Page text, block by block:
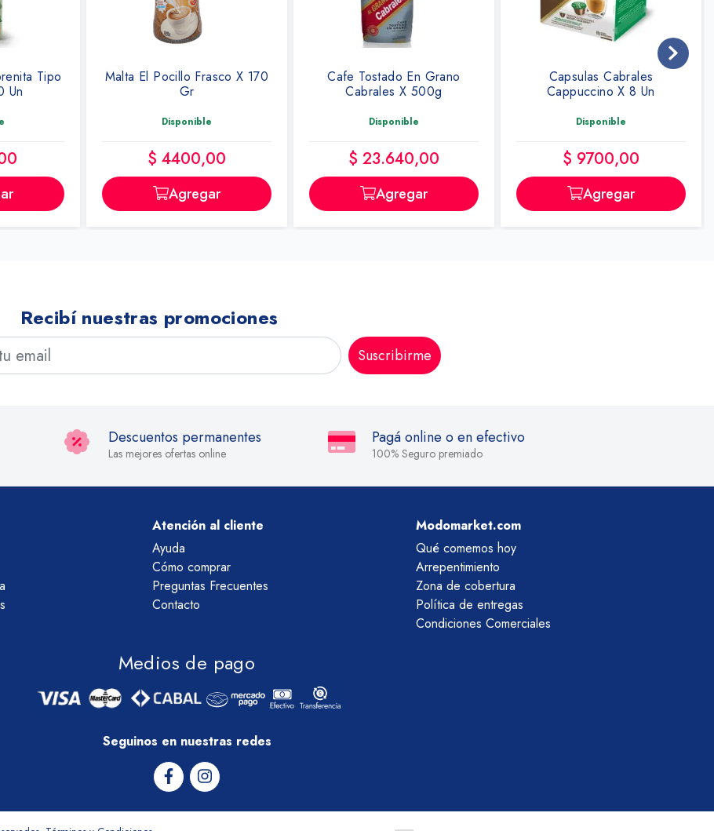
Tipo
Un
Malta El Pocillo Frasco X 170
Gr
Disponible
$ 4400,00
Agregar
Cafe Tostado En Grano
Cabrales X 500g
Disponible
$ 23.640,00
Agregar
Capsulas Cabrales
Cappuccino X 8 Un
Disponible
$ 9700,00
Agregar
Recibí nuestras promociones
Suscribirme
Descuentos permanentes
Las mejores ofertas online
Pagá online o en efectivo
100% Seguro premiado
Atención al cliente
Ayuda
Cómo comprar
Preguntas Frecuentes
Contacto
Modomarket.com
Qué comemos hoy
Arrepentimiento
Zona de cobertura
Política de entregas
Condiciones Comerciales
Medios de pago
Seguinos en nuestras redes